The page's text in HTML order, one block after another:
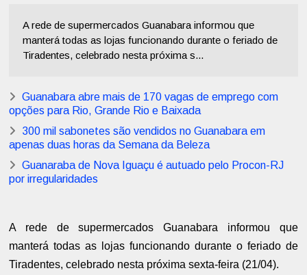
A rede de supermercados Guanabara informou que
manterá todas as lojas funcionando durante o feriado de
Tiradentes, celebrado nesta próxima s...
Guanabara abre mais de 170 vagas de emprego com
opções para Rio, Grande Rio e Baixada
300 mil sabonetes são vendidos no Guanabara em
apenas duas horas da Semana da Beleza
Guanaraba de Nova Iguaçu é autuado pelo Procon-RJ
por irregularidades
A rede de supermercados Guanabara informou que
manterá todas as lojas funcionando durante o feriado de
Tiradentes, celebrado nesta próxima sexta-feira (21/04).